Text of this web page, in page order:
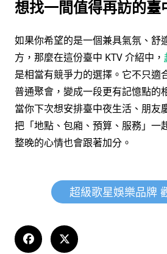
想找一間值得再訪的臺
如果你希望的是一個兼具氣氛、舒
方，那麼在這份臺中 KTV 介紹中，
是相當有競爭力的選擇。它不只適
普通聚會，變成一段更有記憶點的
當你下次想安排臺中夜生活、朋友
把「地點、包廂、預算、服務」一
整晚的心情也會跟著加分。
超級歌星娛樂品牌